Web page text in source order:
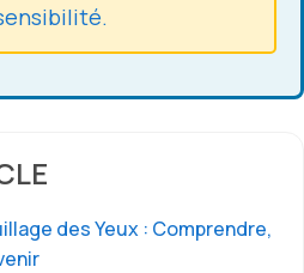
des Yeux : Comprendre,